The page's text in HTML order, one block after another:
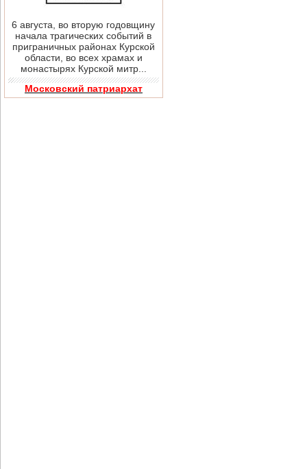
6 августа, во вторую годовщину
начала трагических событий в
приграничных районах Курской
области, во всех храмах и
монастырях Курской митр...
Московский патриархат